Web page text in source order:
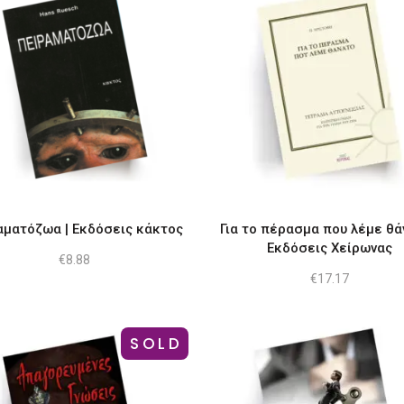
| Εκδόσεις κάκτος
€8.88
Για το πέρασμα που λέμε
Εκδόσεις Χείρωνας
€17.17
SOLD